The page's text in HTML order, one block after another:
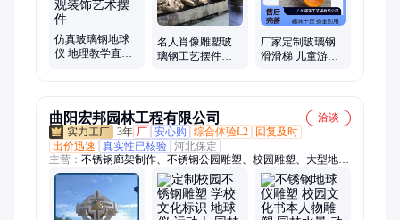
仿真玻璃钢地球
仪 地理教学直观
名人肖像雕塑玻
璃钢工艺摆件适
厂家定制玻璃钢
滑滑梯 儿童游乐
曲阳宏邦园林工程有限公司
洽谈
3年 厂 安心购 综合体验L2
回复及时
出价迅速
真实性已核验 河北保定
主营： 不锈钢廊架制作、不锈钢公园雕塑、校园雕塑、大型地球
仪雕塑、大型不锈钢雕塑